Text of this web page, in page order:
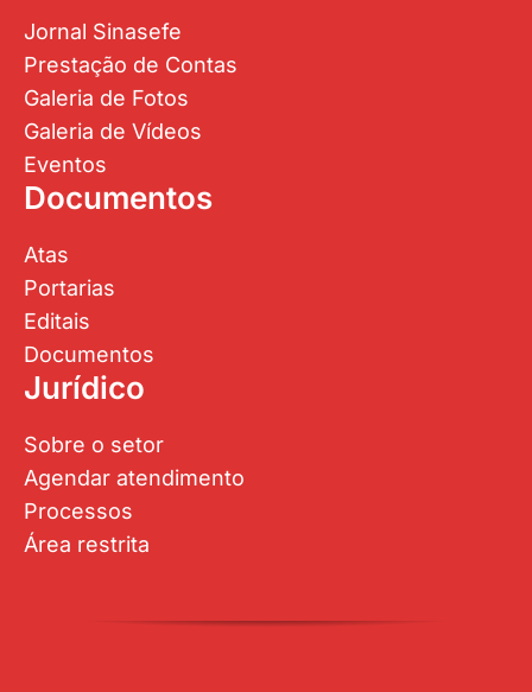
Jornal Sinasefe
Prestação de Contas
Galeria de Fotos
Galeria de Vídeos
Eventos
Documentos
Atas
Portarias
Editais
Documentos
Jurídico
Sobre o setor
Agendar atendimento
Processos
Área restrita